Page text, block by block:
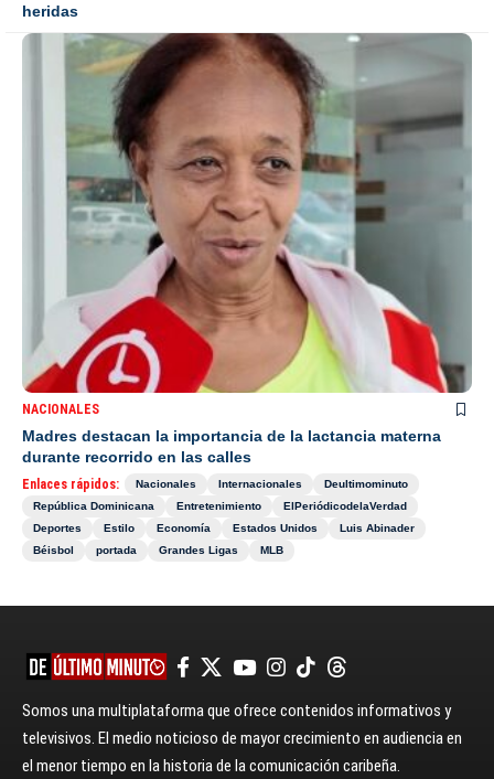
heridas
NACIONALES
Madres destacan la importancia de la lactancia materna
durante recorrido en las calles
Enlaces rápidos: Nacionales Internacionales
Deultimominuto
República Dominicana
Entretenimiento
ElPeriódicodelaVerdad
Deportes
Estilo Economía Estados Unidos
Luis Abinader
Béisbol
portada Grandes Ligas MLB
Somos una multiplataforma que ofrece contenidos informativos y
televisivos. El medio noticioso de mayor crecimiento en audiencia en
el menor tiempo en la historia de la comunicación caribeña.